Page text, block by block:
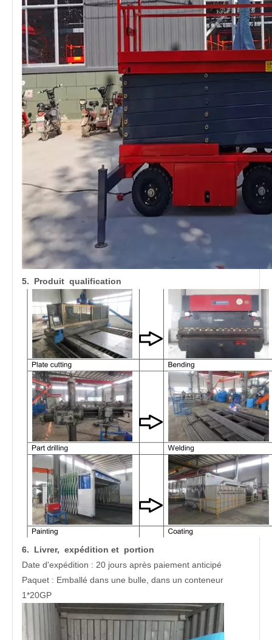
5. Produit qualification
6. Livrer, expédition et portion
Date d'expédition : 20 jours après paiement anticipé
Paquet : Emballé dans une bulle, dans un conteneur
1*20GP